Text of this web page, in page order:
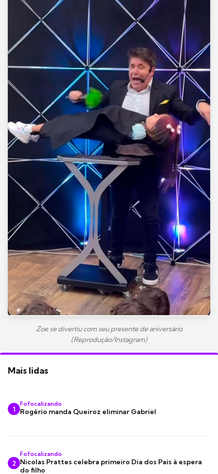
Zoe se divertiu com seu presente de aniversário
(Reprodução/Instagram)
Mais lidas
1
Fofocalizando
Rogério manda Queiroz eliminar Gabriel
2
Fofocalizando
Nicolas Prattes celebra primeiro Dia dos Pais à espera
do filho